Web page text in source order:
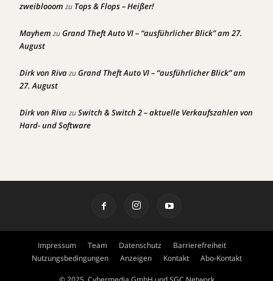
zweiblooom zu Tops & Flops – Heißer!
Mayhem zuGrand Theft Auto VI – “ausführlicher Blick” am 27.
August
Dirk von RivazuGrand Theft Auto VI – “ausführlicher Blick” am
27. August
Dirk von RivazuSwitch & Switch 2 – aktuelle Verkaufszahlen von
Hard- und Software
Impressum Team Datenschutz
Barrierefreiheit
Nutzungsbedingungen
Anzeigen Kontakt Abo-Kontakt